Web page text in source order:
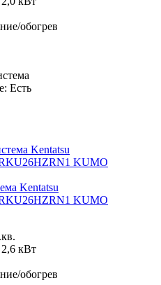
обогрев
Есть
Kentatsu
KUMO
кВт
обогрев